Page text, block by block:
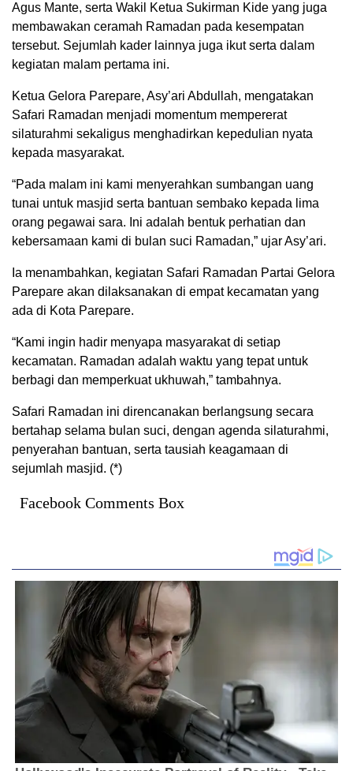
Agus Mante, serta Wakil Ketua Sukirman Kide yang juga
membawakan ceramah Ramadan pada kesempatan
tersebut. Sejumlah kader lainnya juga ikut serta dalam
kegiatan malam pertama ini.
Ketua Gelora Parepare, Asy’ari Abdullah, mengatakan
Safari Ramadan menjadi momentum mempererat
silaturahmi sekaligus menghadirkan kepedulian nyata
kepada masyarakat.
“Pada malam ini kami menyerahkan sumbangan uang
tunai untuk masjid serta bantuan sembako kepada lima
orang pegawai sara. Ini adalah bentuk perhatian dan
kebersamaan kami di bulan suci Ramadan,” ujar Asy’ari.
Ia menambahkan, kegiatan Safari Ramadan Partai Gelora
Parepare akan dilaksanakan di empat kecamatan yang
ada di Kota Parepare.
“Kami ingin hadir menyapa masyarakat di setiap
kecamatan. Ramadan adalah waktu yang tepat untuk
berbagi dan memperkuat ukhuwah,” tambahnya.
Safari Ramadan ini direncanakan berlangsung secara
bertahap selama bulan suci, dengan agenda silaturahmi,
penyerahan bantuan, serta tausiah keagamaan di
sejumlah masjid. (*)
Facebook Comments Box